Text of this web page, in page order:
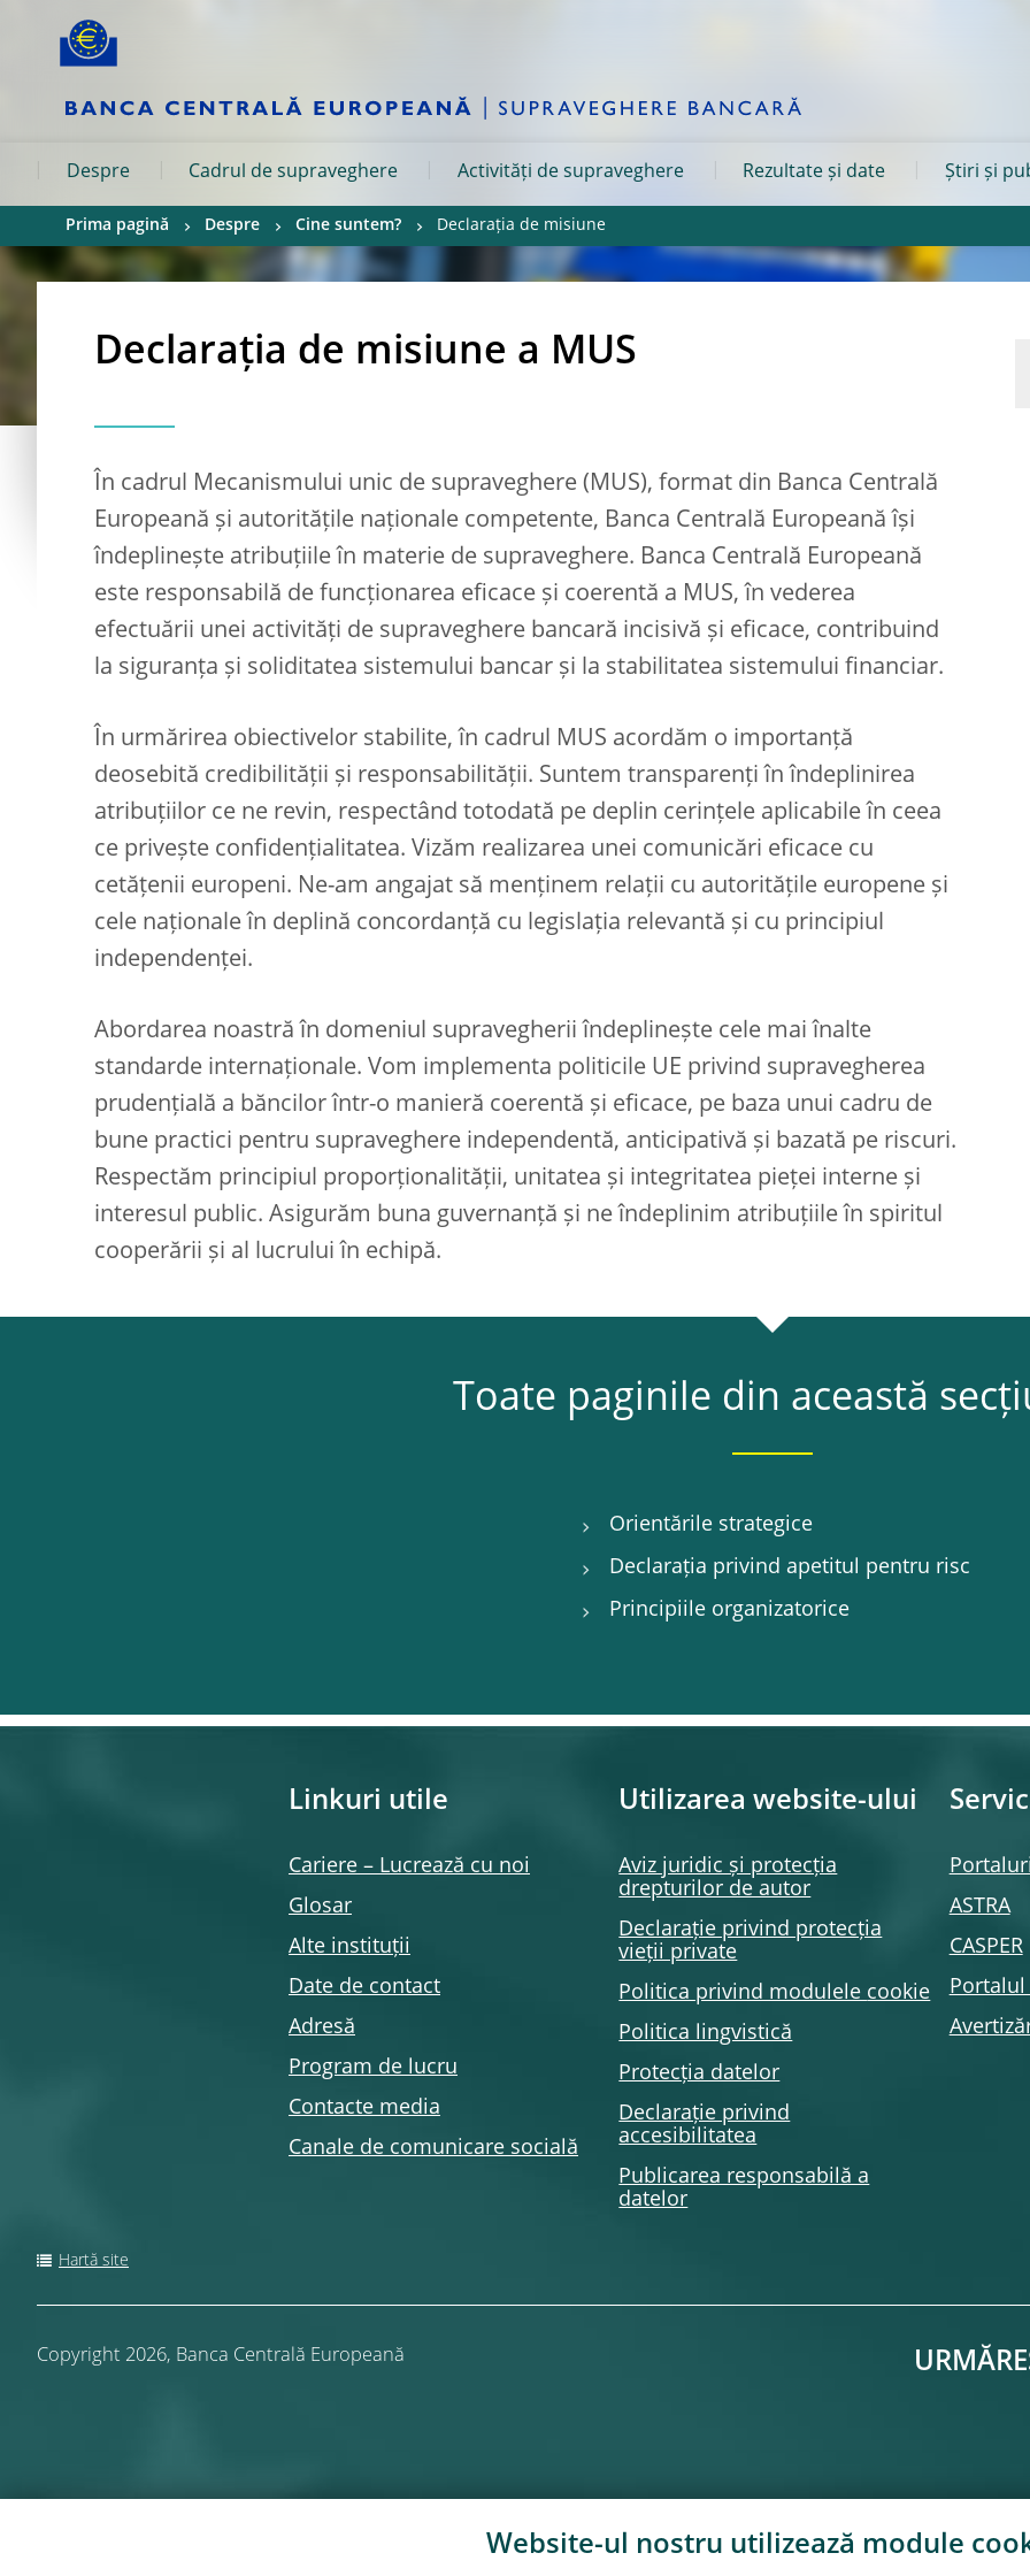
Skip to:
Despre Cadrul de supraveghere Activități de supraveghere Rezultate și date Știri și
Prima pagină Despre Cine suntem? Declarația de misiune
Declarația de misiune a MUS
În cadrul Mecanismului unic de supraveghere (MUS), format din Banca Centrală
Europeană și autoritățile naționale competente, Banca Centrală Europeană își
îndeplinește atribuţiile în materie de supraveghere. Banca Centrală Europeană
este responsabilă de funcționarea eficace și coerentă a MUS, în vederea
efectuării unei activităţi de supraveghere bancară incisivă și eficace, contribuind
la siguranța și soliditatea sistemului bancar și la stabilitatea sistemului financiar.
În urmărirea obiectivelor stabilite, în cadrul MUS acordăm o importanță
deosebită credibilității și responsabilității. Suntem transparenți în îndeplinirea
atribuțiilor ce ne revin, respectând totodată pe deplin cerințele aplicabile în ceea
ce privește confidențialitatea. Vizăm realizarea unei comunicări eficace cu
cetățenii europeni. Ne-am angajat să menţinem relații cu autoritățile europene și
cele naționale în deplină concordanță cu legislația relevantă și cu principiul
independenței.
Abordarea noastră în domeniul supravegherii îndeplinește cele mai înalte
standarde internaționale. Vom implementa politicile UE privind supravegherea
prudenţială a băncilor într-o manieră coerentă și eficace, pe baza unui cadru de
bune practici pentru supraveghere independentă, anticipativă și bazată pe riscuri.
Respectăm principiul proporționalității, unitatea și integritatea pieței interne și
interesul public. Asigurăm buna guvernanță și ne îndeplinim atribuțiile în spiritul
cooperării și al lucrului în echipă.
Toate paginile din această
Orientările strategice
Declarația privind apetitul pentru risc
Principiile organizatorice
Linkuri utile
Cariere – Lucrează cu noi
Glosar
Alte instituții
Date de contact
Adresă
Program de lucru
Contacte media
Canale de comunicare socială
Utilizarea website-ului
Aviz juridic și protecția
drepturilor de autor
Declarație privind protecția
vieții private
Politica privind modulele cookie
Politica lingvistică
Protecția datelor
Declarație privind
accesibilitatea
Publicarea responsabilă a
datelor
ASTRA
CASPER
Portalul
Hartă site
Copyright 2026, Banca Centrală Europeană
Website-ul nostru utilizează module